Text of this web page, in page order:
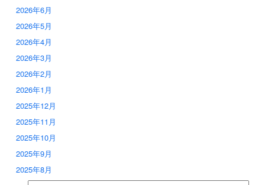
2026年6月
2026年5月
2026年4月
2026年3月
2026年2月
2026年1月
2025年12月
2025年11月
2025年10月
2025年9月
2025年8月